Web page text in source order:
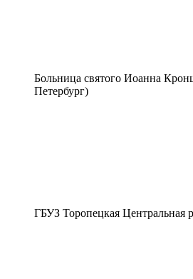
Больница святого Иоанна
Петербург)
ГБУЗ Торопецкая Центральная